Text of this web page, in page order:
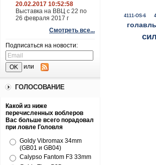
20.02.2017 10:52:58
Выставка на ВВЦ с 22 по
26 февраля 2017 г
Смотреть все...
Подписаться на новости:
или
ГОЛОСОВАНИЕ
Какой из ниже
перечисленных воблеров
Вас больше всего порадовал
при ловле Головля
Goldy Vibromax 34mm
(GB01 и GB04)
Calypso Fantom F3 33mm
4111-OS-6
голавль